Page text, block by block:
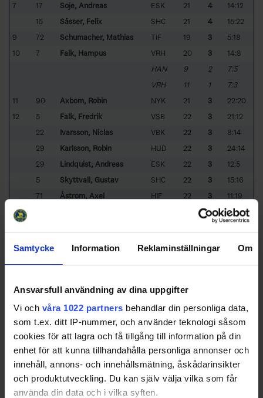
Samtycke Information Reklaminställningar Om
Ansvarsfull användning av dina uppgifter
Vi och våra 1022 partners behandlar din personliga data,
som t.ex. ditt IP-nummer, och använder teknologi såsom
cookies för att lagra och få tillgång till information på din
enhet för att kunna tillhandahålla personliga annonser och
innehåll, annons- och innehållsmätning, åskådarinsikter
och produktutveckling. Du kan själv välja vilka som får
använda din data och i vilka syften.
7
17 Sojé, Andreas ESK 21 4
14:12
15
Såsser, Felix SHC 21 4
15:22
9
72 Schumacher, Mathias TIF 19 3
5:18
10
7 Falk, Hampus VRH 20 3
14:8
HAN
9 2
7:5
VRH
11 1
7:3
11
90 Axbom, Robin NYK 21 3
22:20
12
5 Falk, Fredrik VSB 22 3
21:12
22
Ivarsson, Niclas VBK 22 3
8:14
29
Karlsson, Robin HUD 22 3
24:14
29
Lindquist, Andreas ESK 22 3
12:5
5
Skyttvall, Gustav SHC 22 3
15:16
71
Åström, Axel HIF 22 3
11:19
18
2
6:3
20
Bäcklin-Neijnes, Calle HAN 15
4:10
65
Molldén, Alexander NYK 20
42
Rachidi, Adam VRH 20 2
12:10
25
56 Albertsson, Joakim HIF 21 2
18:20
Sorted by higherG oals, and lower GamesP layed.
Defensemen Assist Leaders
No Name